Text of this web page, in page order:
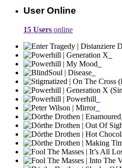
User Online
15 Users online